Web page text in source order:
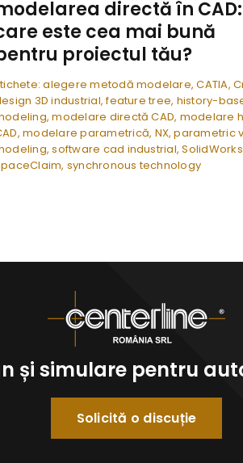
directă în CAD:
este cea mai bună
proiectul tău?
alegere metodă modelare,CATIA,
3D industrial,feature tree, history-
,modelare directă CAD, modelare
,modelare parametrică, NX,parametric
,software cad industrial,SolidWorks
, synchronous technology
și simulare pentru
Solicită o discuție